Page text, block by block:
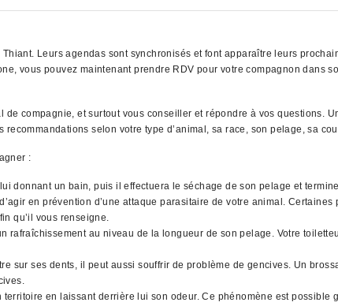
Leurs agendas sont synchronisés et font apparaître leurs
vous pouvez maintenant prendre RDV pour votre compagnon dans
compagnie, et surtout vous conseiller et répondre à vos questions.
selon votre type d’animal, sa race, son pelage, sa
:
donnant un bain, puis il effectuera le séchage de son pelage et
en prévention d’une attaque parasitaire de votre animal.
qu’il vous renseigne.
au niveau de la longueur de son pelage. Votre
sur ses dents, il peut aussi souffrir de problème de gencives. Un
en laissant derrière lui son odeur. Ce phénomène est